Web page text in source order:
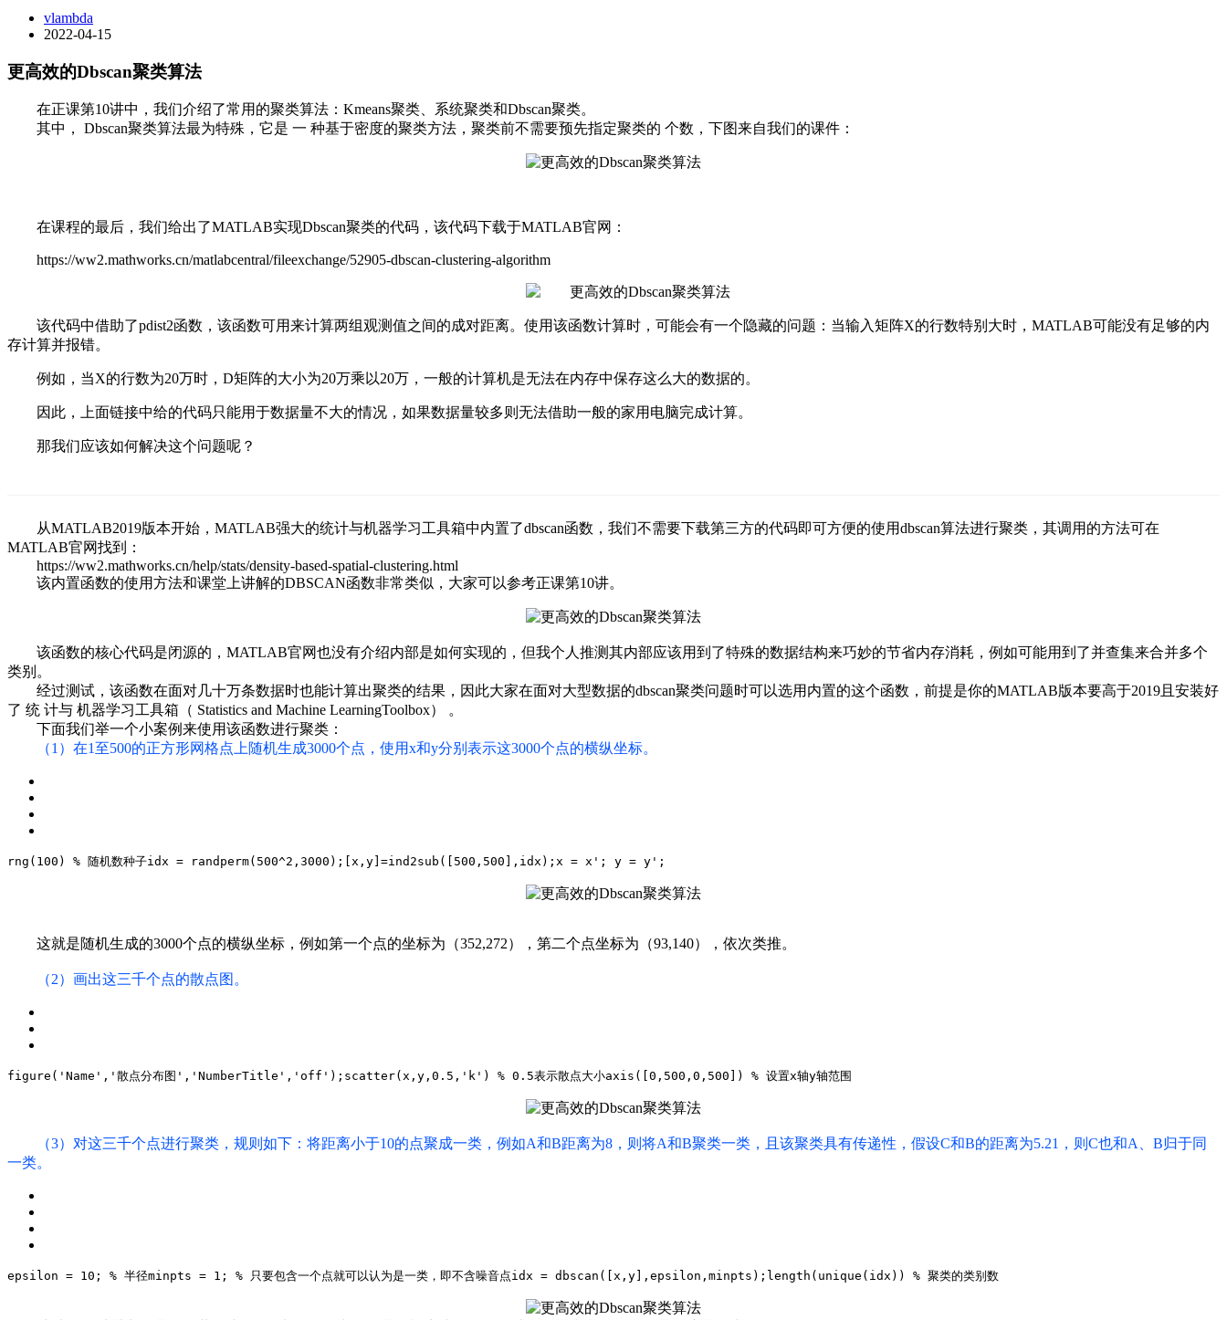
vlambda
2022-04-15
更高效的Dbscan聚类算法
在正课第10讲中，我们介绍了常用的聚类算法：Kmeans聚类、系统聚类和Dbscan聚类。
其中， Dbscan聚类算法最为特殊，它是 一 种基于密度的聚类方法，聚类前不需要预先指定聚类的 个数，下图来自我们的课件：
在课程的最后，我们给出了MATLAB实现Dbscan聚类的代码，该代码下载于MATLAB官网：
https://ww2.mathworks.cn/matlabcentral/fileexchange/52905-dbscan-clustering-algorithm
该代码中借助了pdist2函数，该函数可用来计算两组观测值之间的成对距离。使用该函数计算时，可能会有一个隐藏的问题：当输入矩阵X的行数特别大时，MATLAB可能没有足够的内
存计算并报错。
例如，当X的行数为20万时，D矩阵的大小为20万乘以20万，一般的计算机是无法在内存中保存这么大的数据的。
因此，上面链接中给的代码只能用于数据量不大的情况，如果数据量较多则无法借助一般的家用电脑完成计算。
那我们应该如何解决这个问题呢？
从MATLAB2019版本开始，MATLAB强大的统计与机器学习工具箱中内置了dbscan函数，我们不需要下载第三方的代码即可方便的使用dbscan算法进行聚类，其调用的方法可在
MATLAB官网找到：
https://ww2.mathworks.cn/help/stats/density-based-spatial-clustering.html
该内置函数的使用方法和课堂上讲解的DBSCAN函数非常类似，大家可以参考正课第10讲。
该函数的核心代码是闭源的，MATLAB官网也没有介绍内部是如何实现的，但我个人推测其内部应该用到了特殊的数据结构来巧妙的节省内存消耗，例如可能用到了并查集来合并多个
类别。
经过测试，该函数在面对几十万条数据时也能计算出聚类的结果，因此大家在面对大型数据的dbscan聚类问题时可以选用内置的这个函数，前提是你的MATLAB版本要高于2019且安装好
了 统 计与 机器学习工具箱 （ Statistics and Machine LearningToolbox）
。
下面我们举一个小案例来使用该函数进行聚类：
（1）在1至500的正方形网格点上随机生成3000个点，使用x和y分别表示这3000个点的横纵坐标。
rng(100) % 随机数种子idx = randperm(500^2,3000); [x,y]=ind2sub([500,500],idx); x = x'; y = y';
这就是随机生成的3000个点的横纵坐标，例如第一个点的坐标为（352,272），第二个点坐标为（93,140），依次类推。
（2）画出这三千个点的散点图。
figure( 'Name' , '散点分布图' , 'NumberTitle' , 'off' ); scatter(x,y, 0.5 , 'k' ) % 0.5表示散点大小axis([ 0 , 500 , 0 , 500 ]) % 设置x轴y轴范围
（3）对这三千个点进行聚类，规则如下：将距离小于10的点聚成一类，例如A和B距离为8，则将A和B聚类一类，且该聚类具有传递性，假设C和B的距离为5.21，则C也和A、B归于同
一类。
epsilon = 10; % 半径minpts = 1; % 只要包含一个点就可以认为是一类，即不含噪音点idx = dbscan([x,y],epsilon,minpts); length(unique(idx)) % 聚类的类别数